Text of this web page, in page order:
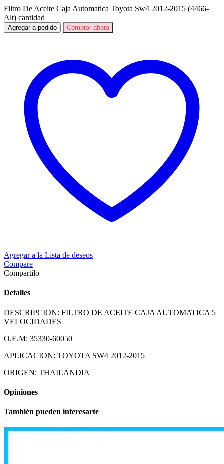
Filtro De Aceite Caja Automatica Toyota Sw4 2012-2015 (4466-
Alt) cantidad
Agregar a pedido Comprar ahora
Agregar a la Lista de deseos
Compare
Compartilo
Detalles
DESCRIPCION: FILTRO DE ACEITE CAJA AUTOMATICA 5
VELOCIDADES
O.E.M: 35330-60050
APLICACION: TOYOTA SW4 2012-2015
ORIGEN: THAILANDIA
Opiniones
También pueden interesarte